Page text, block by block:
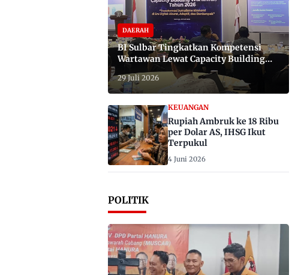
DAERAH
BI Sulbar Tingkatkan Kompetensi
Wartawan Lewat Capacity Building
29 Juli 2026
KEUANGAN
Rupiah Ambruk ke 18 Ribu
per Dolar AS, IHSG Ikut
Terpukul
4 Juni 2026
POLITIK